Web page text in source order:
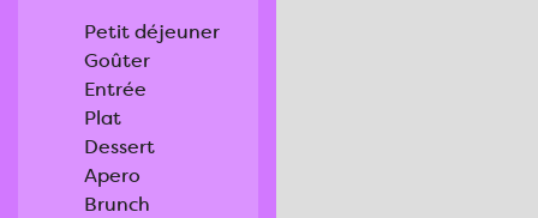
Petit déjeuner
Goûter
Entrée
Plat
Dessert
Apero
Brunch